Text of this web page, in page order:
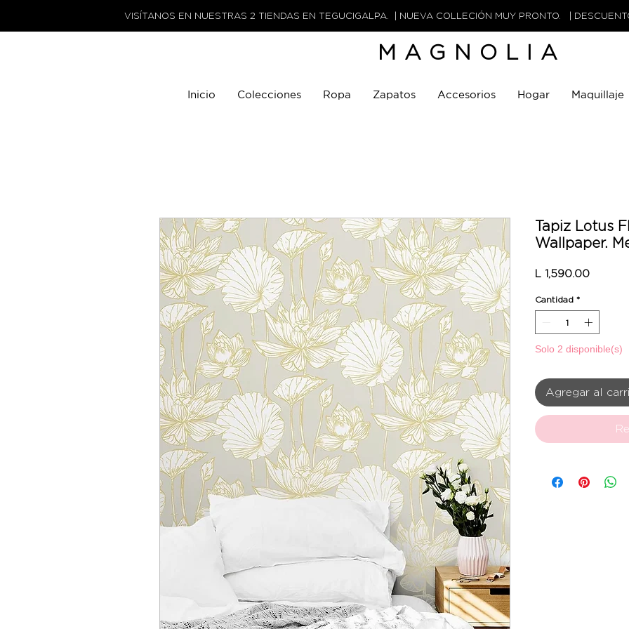
VISÍTANOS EN NUESTRAS 2 TIENDAS EN TEGUCIGALPA. | NUEVA COLLECIÓN MUY PRONTO. |
MAGNOLIA
Inicio Colecciones Ropa Zapatos Accesorios Hogar Maquillaje
Tapiz Lotus
Wallpaper.
L 1,590.00Precio
Cantidad *
Solo 2 disponible(s)
Agregar al